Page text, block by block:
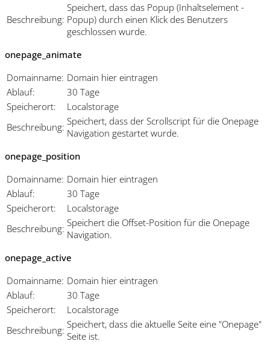
Beschreibung:
Speichert, dass das Popup (Inhaltselement -
Popup) durch einen Klick des Benutzers
geschlossen wurde.
onepage_animate
Domainname: Domain hier eintragen
Ablauf:
30 Tage
Speicherort:
Localstorage
Beschreibung: Speichert, dass der Scrollscript für die Onepage
Navigation gestartet wurde.
onepage_position
Domainname: Domain hier eintragen
Ablauf:
30 Tage
Speicherort:
Localstorage
Beschreibung: Speichert die Offset-Position für die Onepage
Navigation.
onepage_active
Domainname: Domain hier eintragen
Ablauf:
30 Tage
Speicherort:
Localstorage
Beschreibung: Speichert, dass die aktuelle Seite eine "Onepage"
Seite ist.